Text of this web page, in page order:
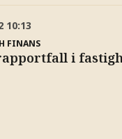
10:13
FINANS
i